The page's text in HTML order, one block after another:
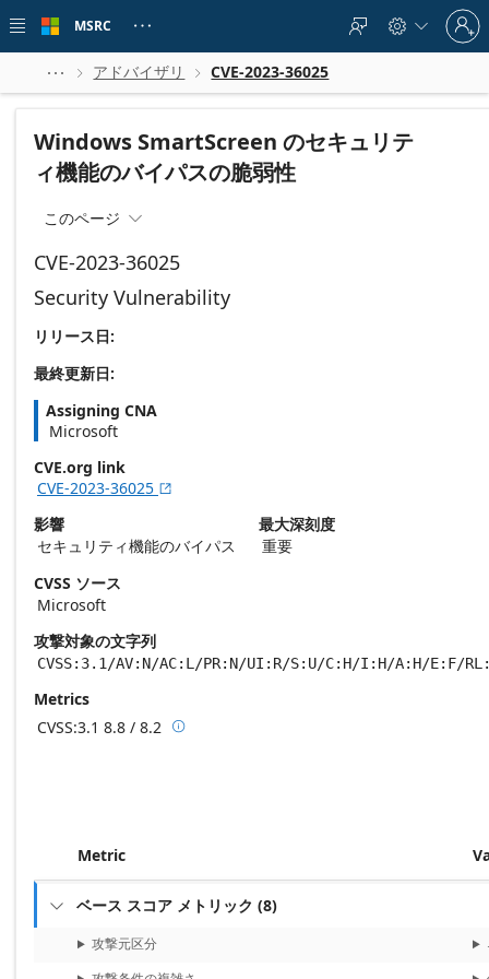
 main
MSRC    
Sign
in
to
account
  アドバイザリ  CVE-2023-36025
Windows SmartScreen のセキュリテ
ィ機能のバイパスの脆弱性
このページ 
CVE-2023-36025
Security Vulnerability
リリース日:
最終更新日:
Assigning CNA
Microsoft
CVE.org link
CVE-2023-36025 
影響
セキュリティ機能のバイパス
最大深刻度
重要
CVSS ソース
Microsoft
攻撃対象の文字列
CVSS:3.1/AV:N/AC:L/PR:N/UI:R/S:U/C:H/I:H/A:H/E:F/
Metrics
CVSS:3.1 8.8 / 8.2 Base score metrics: 8.8 / Temporal score
Metric
 ベース スコア メトリック (8)
攻撃元区分